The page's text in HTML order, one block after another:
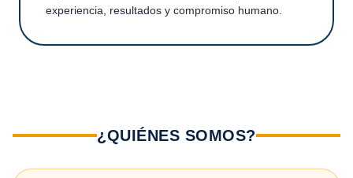
experiencia, resultados y compromiso humano.
¿QUIÉNES SOMOS?